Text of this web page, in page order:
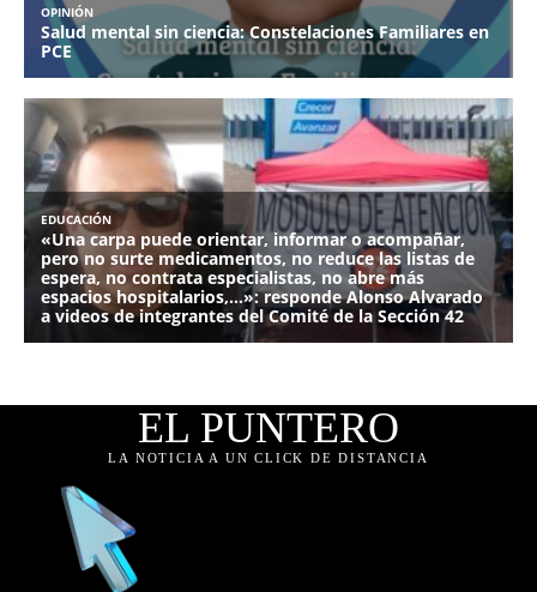
EL PUNTERO
LA NOTICIA A UN CLICK DE DISTANCIA